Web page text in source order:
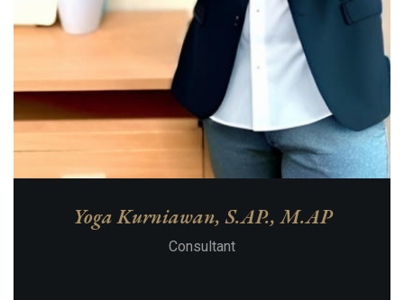
Yoga Kurniawan, S.AP., M.AP
Consultant